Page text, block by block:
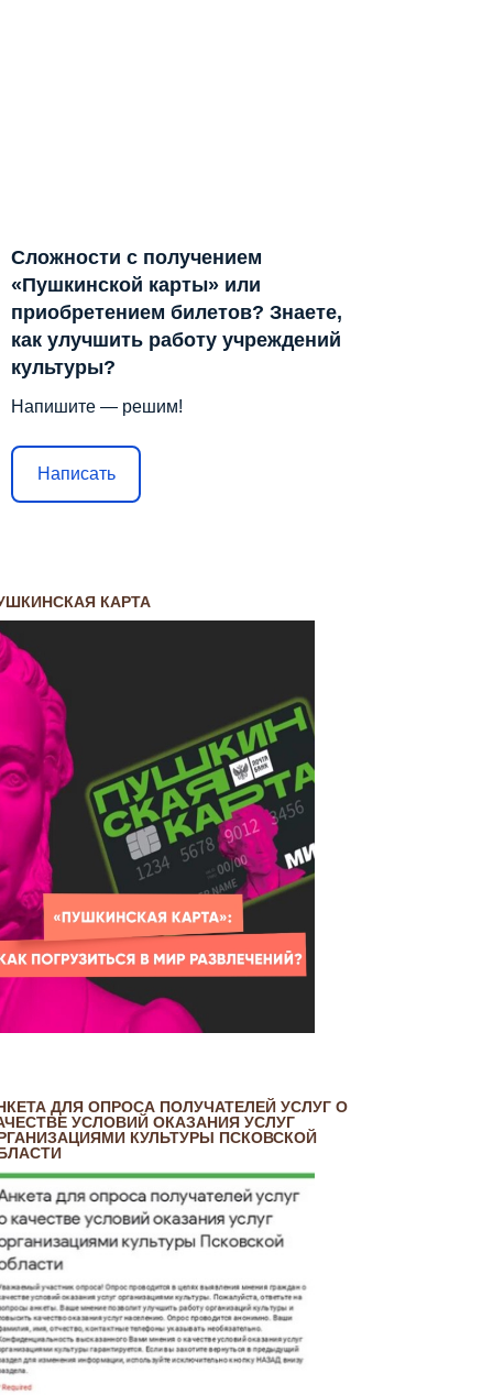
Сложности с получением
«Пушкинской карты» или
приобретением билетов? Знаете,
как улучшить работу учреждений
культуры?
Напишите — решим!
Написать
КАРТА
ДЛЯ ОПРОСА ПОЛУЧАТЕЛЕЙ УСЛУГ О
УСЛОВИЙ ОКАЗАНИЯ УСЛУГ
КУЛЬТУРЫ ПСКОВСКОЙ